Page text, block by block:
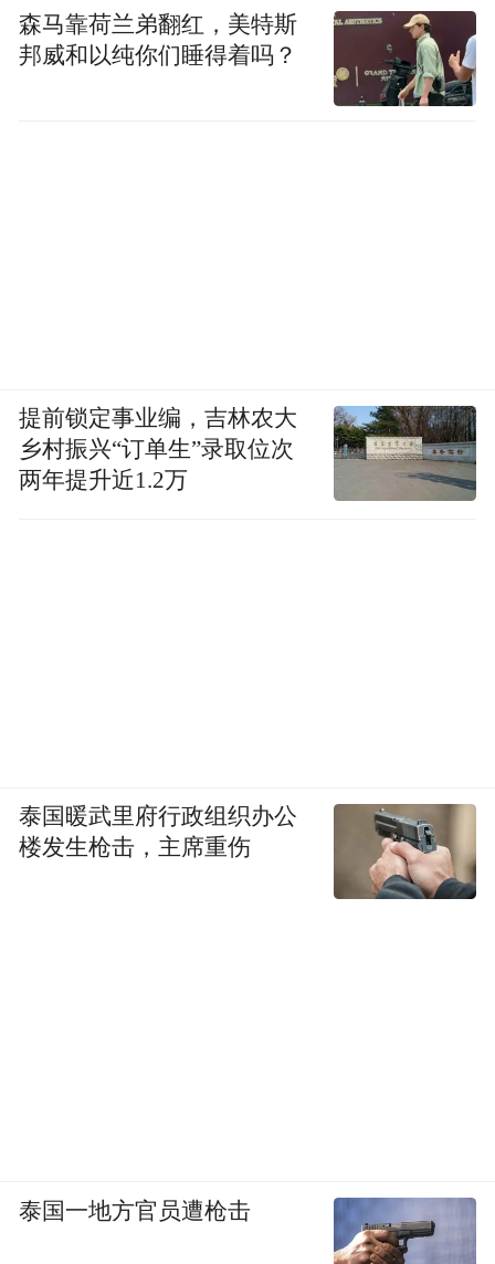
森马靠荷兰弟翻红，美特斯
邦威和以纯你们睡得着吗？
提前锁定事业编，吉林农大
乡村振兴“订单生”录取位次
两年提升近1.2万
泰国暖武里府行政组织办公
楼发生枪击，主席重伤
泰国一地方官员遭枪击